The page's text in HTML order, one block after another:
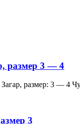
размер 3 — 4
размер: 3 — 4
3